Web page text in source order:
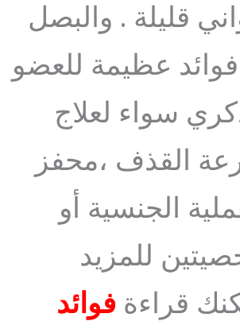
قليلة . والبصل
فوائد عظيمة للعضو
سواء لعلاج
القذف ،محفز
الجنسية أو
للمزيد
قراءة فوائد